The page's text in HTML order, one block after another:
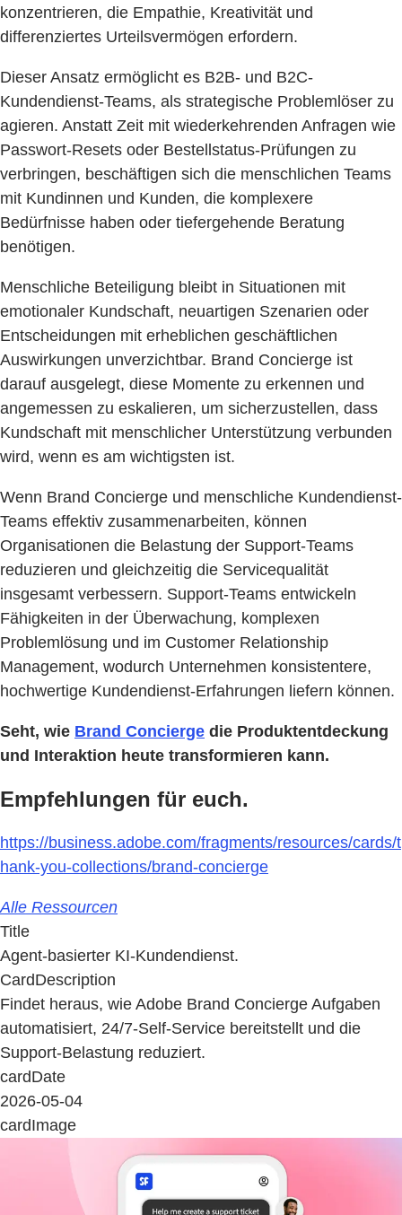
konzentrieren, die Empathie, Kreativität und
differenziertes Urteilsvermögen erfordern.
Dieser Ansatz ermöglicht es B2B- und B2C-
Kundendienst-Teams, als strategische Problemlöser zu
agieren. Anstatt Zeit mit wiederkehrenden Anfragen wie
Passwort-Resets oder Bestellstatus-Prüfungen zu
verbringen, beschäftigen sich die menschlichen Teams
mit Kundinnen und Kunden, die komplexere
Bedürfnisse haben oder tiefergehende Beratung
benötigen.
Menschliche Beteiligung bleibt in Situationen mit
emotionaler Kundschaft, neuartigen Szenarien oder
Entscheidungen mit erheblichen geschäftlichen
Auswirkungen unverzichtbar. Brand Concierge ist
darauf ausgelegt, diese Momente zu erkennen und
angemessen zu eskalieren, um sicherzustellen, dass
Kundschaft mit menschlicher Unterstützung verbunden
wird, wenn es am wichtigsten ist.
Wenn Brand Concierge und menschliche Kundendienst-
Teams effektiv zusammenarbeiten, können
Organisationen die Belastung der Support-Teams
reduzieren und gleichzeitig die Servicequalität
insgesamt verbessern. Support-Teams entwickeln
Fähigkeiten in der Überwachung, komplexen
Problemlösung und im Customer Relationship
Management, wodurch Unternehmen konsistentere,
hochwertige Kundendienst-Erfahrungen liefern können.
Seht, wie Brand Concierge die Produktentdeckung
und Interaktion heute transformieren kann.
Empfehlungen für euch.
https://business.adobe.com/fragments/resources/cards/t
hank-you-collections/brand-concierge
Alle Ressourcen
Title
Agent-basierter KI-Kundendienst.
CardDescription
Findet heraus, wie Adobe Brand Concierge Aufgaben
automatisiert, 24/7-Self-Service bereitstellt und die
Support-Belastung reduziert.
cardDate
2026-05-04
cardImage